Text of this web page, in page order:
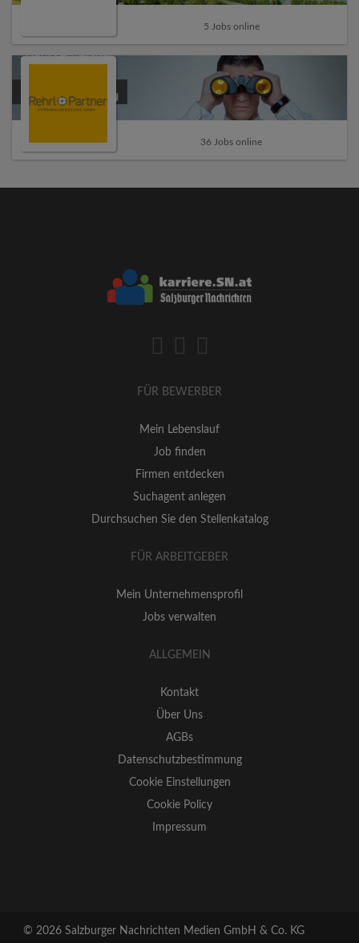
5 Jobs online
36 Jobs online
FÜR BEWERBER
Mein Lebenslauf
Job finden
Firmen entdecken
Suchagent anlegen
Durchsuchen Sie den Stellenkatalog
FÜR ARBEITGEBER
Mein Unternehmensprofil
Jobs verwalten
ALLGEMEIN
Kontakt
Über Uns
AGBs
Datenschutzbestimmung
Cookie Einstellungen
Cookie Policy
Impressum
© 2026 Salzburger Nachrichten Medien GmbH & Co. KG